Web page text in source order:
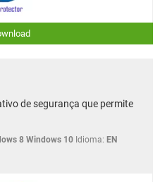
de segurança que permite
8 Windows 10 Idioma: EN